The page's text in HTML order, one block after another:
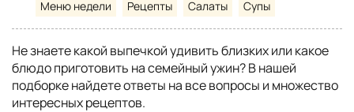
Меню недели
Рецепты Салаты Супы
Не знаете какой выпечкой удивить близких или какое
блюдо приготовить на семейный ужин? В нашей
подборке найдете ответы на все вопросы и множество
интересных рецептов.